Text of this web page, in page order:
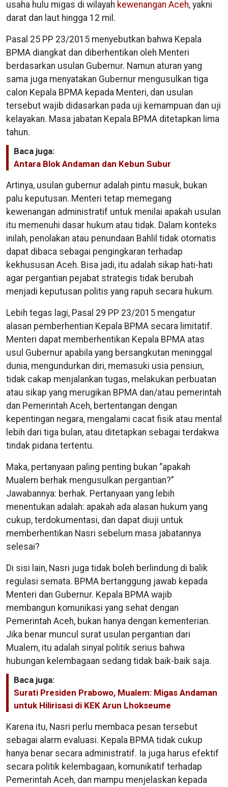
usaha hulu migas di wilayah kewenangan Aceh, yakni
darat dan laut hingga 12 mil.
Pasal 25 PP 23/2015 menyebutkan bahwa Kepala
BPMA diangkat dan diberhentikan oleh Menteri
berdasarkan usulan Gubernur. Namun aturan yang
sama juga menyatakan Gubernur mengusulkan tiga
calon Kepala BPMA kepada Menteri, dan usulan
tersebut wajib didasarkan pada uji kemampuan dan uji
kelayakan. Masa jabatan Kepala BPMA ditetapkan lima
tahun.
Baca juga:
Antara Blok Andaman dan Kebun Subur
Artinya, usulan gubernur adalah pintu masuk, bukan
palu keputusan. Menteri tetap memegang
kewenangan administratif untuk menilai apakah usulan
itu memenuhi dasar hukum atau tidak. Dalam konteks
inilah, penolakan atau penundaan Bahlil tidak otomatis
dapat dibaca sebagai pengingkaran terhadap
kekhususan Aceh. Bisa jadi, itu adalah sikap hati-hati
agar pergantian pejabat strategis tidak berubah
menjadi keputusan politis yang rapuh secara hukum.
Lebih tegas lagi, Pasal 29 PP 23/2015 mengatur
alasan pemberhentian Kepala BPMA secara limitatif.
Menteri dapat memberhentikan Kepala BPMA atas
usul Gubernur apabila yang bersangkutan meninggal
dunia, mengundurkan diri, memasuki usia pensiun,
tidak cakap menjalankan tugas, melakukan perbuatan
atau sikap yang merugikan BPMA dan/atau pemerintah
dan Pemerintah Aceh, bertentangan dengan
kepentingan negara, mengalami cacat fisik atau mental
lebih dari tiga bulan, atau ditetapkan sebagai terdakwa
tindak pidana tertentu.
Maka, pertanyaan paling penting bukan “apakah
Mualem berhak mengusulkan pergantian?”
Jawabannya: berhak. Pertanyaan yang lebih
menentukan adalah: apakah ada alasan hukum yang
cukup, terdokumentasi, dan dapat diuji untuk
memberhentikan Nasri sebelum masa jabatannya
selesai?
Di sisi lain, Nasri juga tidak boleh berlindung di balik
regulasi semata. BPMA bertanggung jawab kepada
Menteri dan Gubernur. Kepala BPMA wajib
membangun komunikasi yang sehat dengan
Pemerintah Aceh, bukan hanya dengan kementerian.
Jika benar muncul surat usulan pergantian dari
Mualem, itu adalah sinyal politik serius bahwa
hubungan kelembagaan sedang tidak baik-baik saja.
Baca juga:
Surati Presiden Prabowo, Mualem: Migas Andaman
untuk Hilirisasi di KEK Arun Lhokseume
Karena itu, Nasri perlu membaca pesan tersebut
sebagai alarm evaluasi. Kepala BPMA tidak cukup
hanya benar secara administratif. Ia juga harus efektif
secara politik kelembagaan, komunikatif terhadap
Pemerintah Aceh, dan mampu menjelaskan kepada